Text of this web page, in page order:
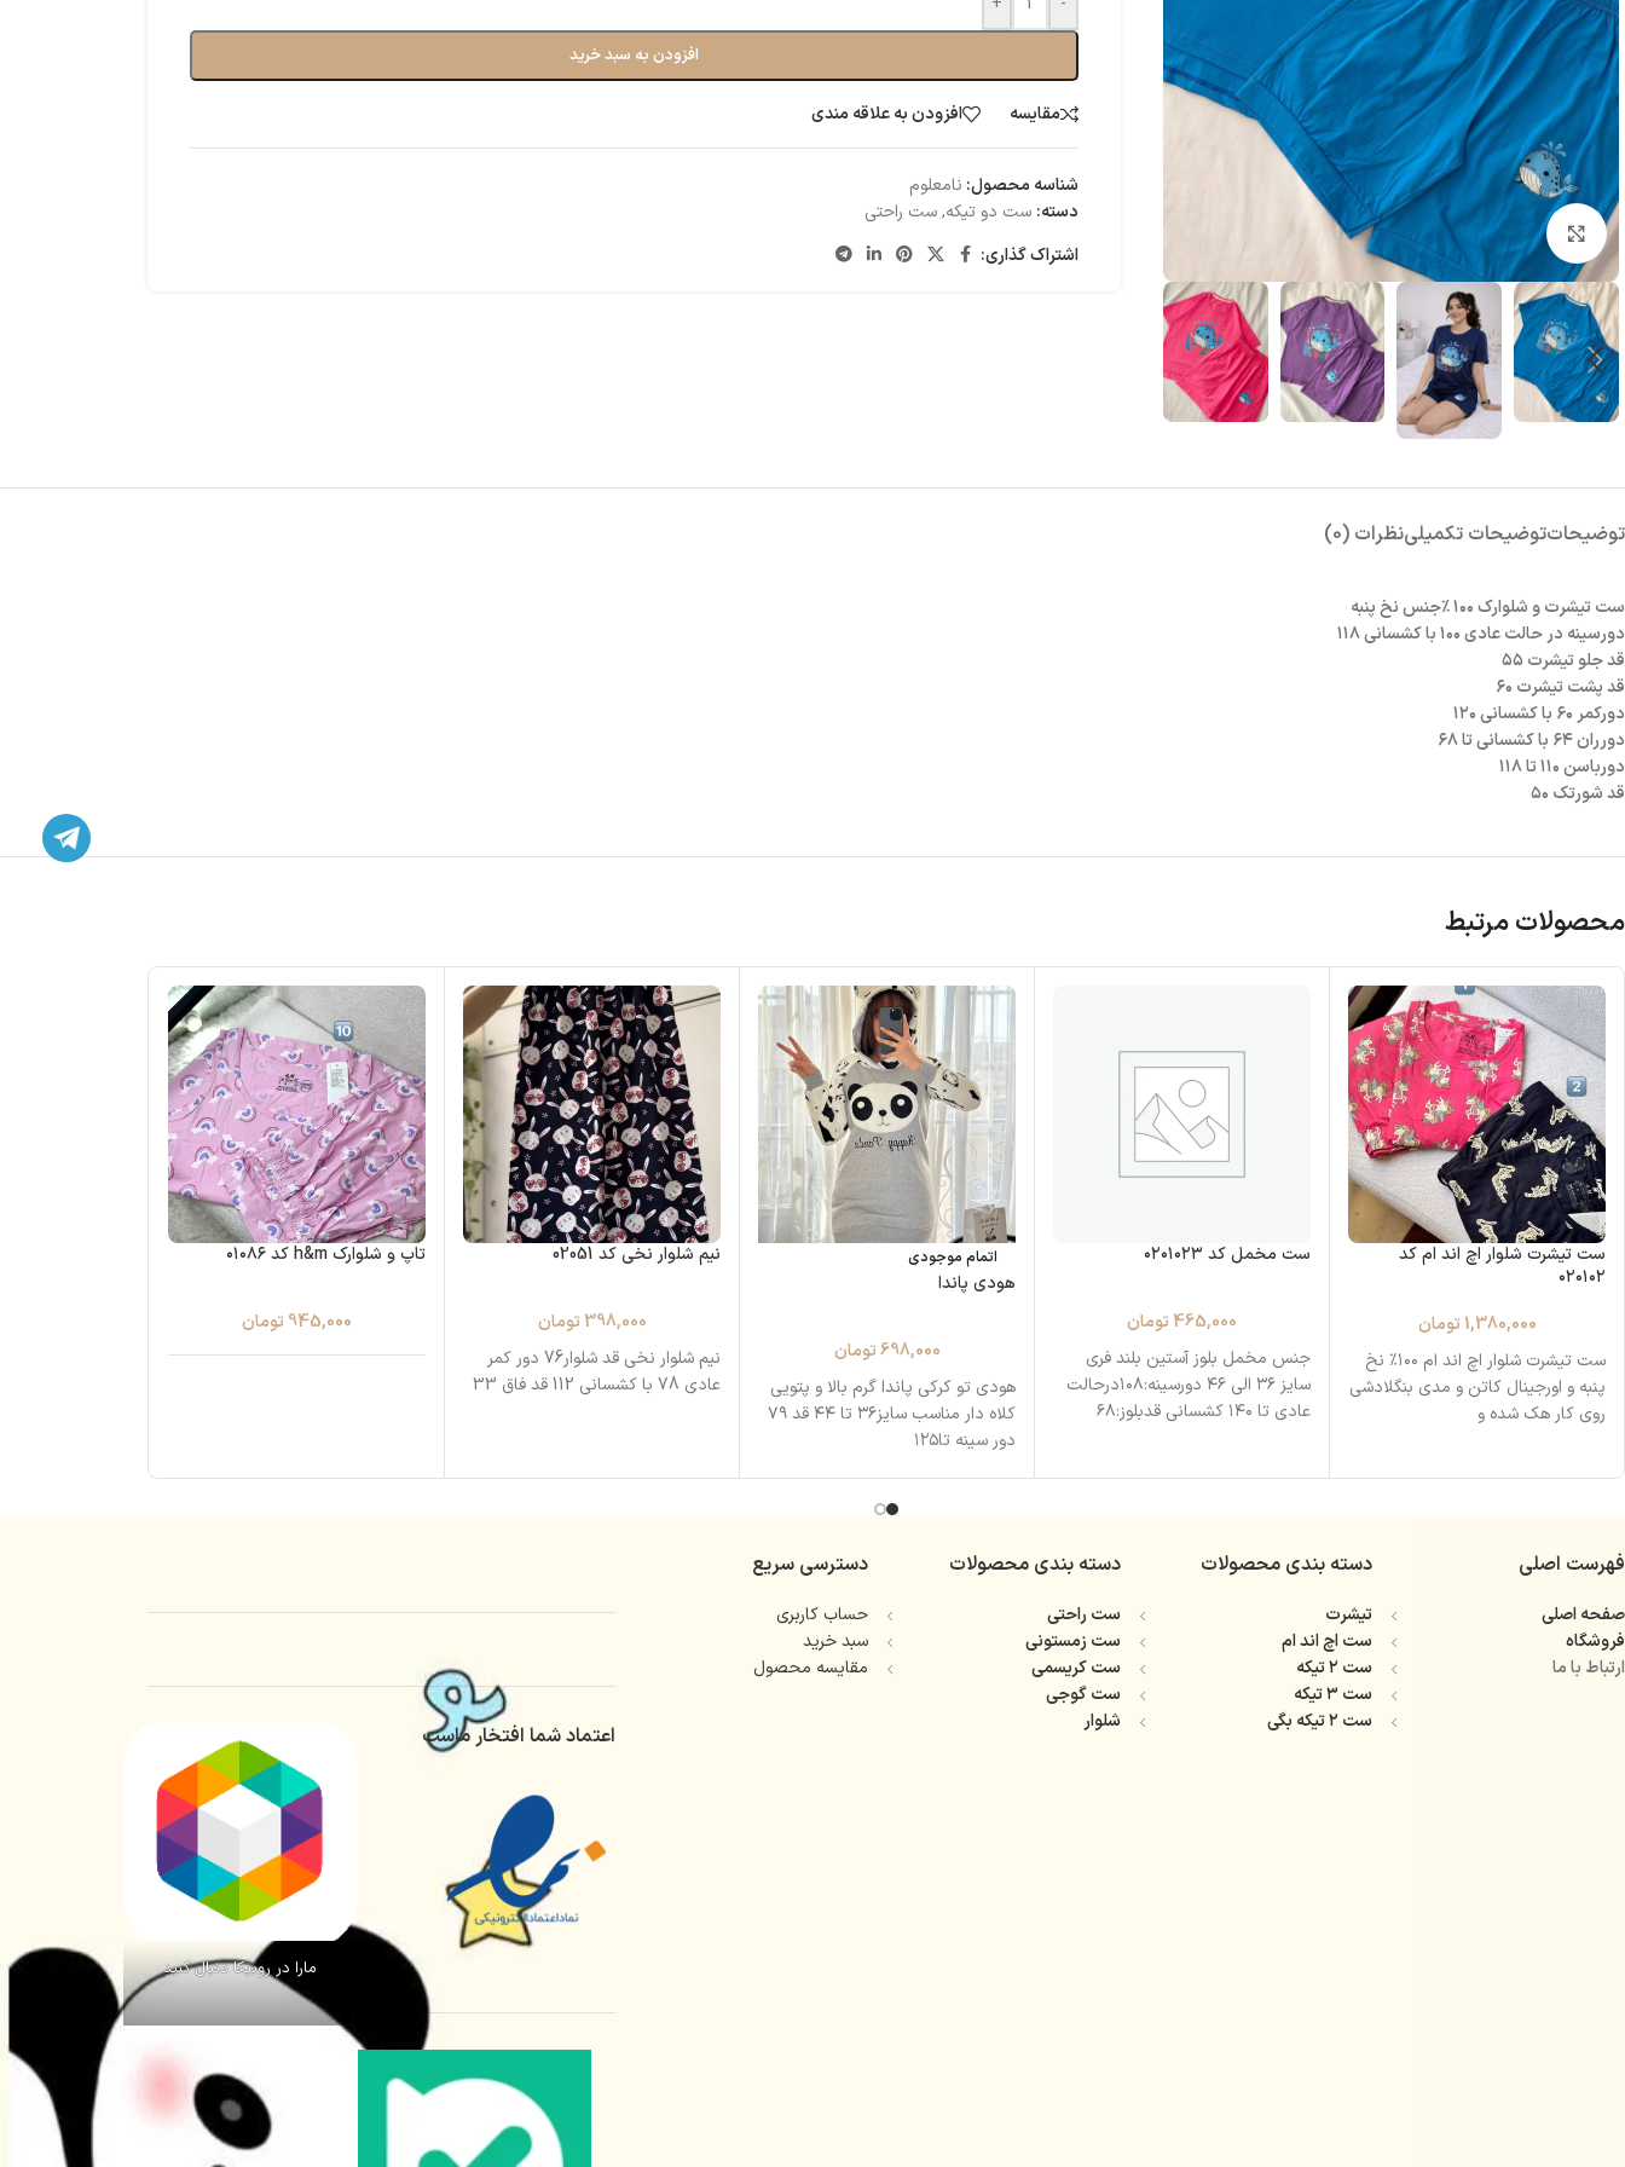
بزرگنمایی تصویر
افزودن به سبد خرید
مقایسه افزودن به علاقه مندی
شناسه محصول: نامعلوم
دسته: ست دو تیکه, ست راحتی
اشتراک گذاری:
توضیحاتتوضیحات تکمیلینظرات (0)
ست تیشرت و شلوارک ۱۰۰ ٪جنس نخ پنبه
دورسینه در حالت عادی ۱۰۰ با کشسانی ۱۱۸
قد جلو تیشرت ۵۵
قد پشت تیشرت ۶۰
دورکمر ۶۰ با کشسانی ۱۲۰
دورران ۶۴ با کشسانی تا ۶۸
دورباسن ۱۱۰ تا ۱۱۸
قد شورتک ۵۰
محصولات مرتبط
ست تیشرت شلوار اچ اند ام کد
۰۲۰۱۰۲
1,380,000 تومان
ست تیشرت شلوار اچ اند ام ۱۰۰٪ نخ
پنبه و اورجینال کاتن و مدی بنگلادشی
روی کار هک‌ شده و
ست مخمل کد ۰۲۰۱۰۲۳
465,000 تومان
جنس مخمل بلوز آستین بلند فری
سایز ۳۶ الی ۴۶ دورسینه:۱۰۸درحالت
عادی تا ۱۴۰ کشسانی قدبلوز:۶۸
اتمام موجودی
هودی پاندا
698,000تومان
هودی تو کرکی پاندا گرم بالا و پتویی
کلاه دار مناسب سایز۳۶ تا ۴۴ قد ۷۹
دور سینه تا۱۲۵
نیم شلوار نخی کد 02051
398,000 تومان
نیم شلوار نخی قد شلوار76 دور کمر
عادی 78 با کشسانی 112 قد فاق 33
تاپ و شلوارک h&m کد ۰۱۰۸۶
945,000 تومان
فهرست اصلی
صفحه اصلی
فروشگاه
ارتباط با ما
دسته بندی محصولات
تیشرت
ست اچ اند ام
ست ۲ تیکه
ست ۳ تیکه
ست ۲ تیکه بگی
دسته بندی محصولات
ست راحتی
ست زمستونی
ست کریسمی
ست گوجی
شلوار
دسترسی سریع
حساب کاربری
سبد خرید
مقایسه محصول
اعتماد شما افتخار ماست
مارا در روبیکا دنبال کنید